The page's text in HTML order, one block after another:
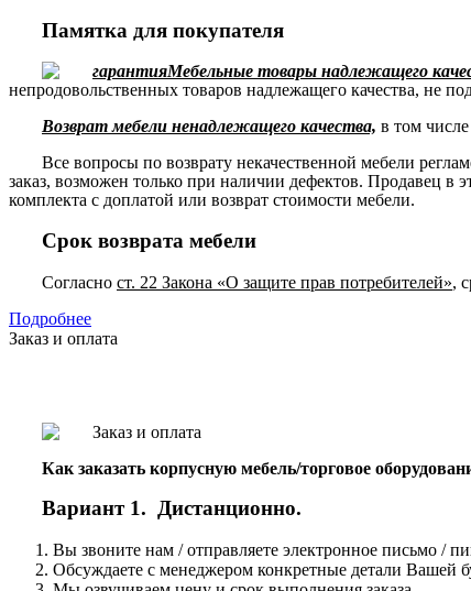
Памятка для покупателя
Мебельные товары надлежащего
непродовольственных товаров надлежащего качества, не
Возврат мебели ненадлежащего качества, в том числе
Все вопросы по возврату некачественной мебели
заказ, возможен только при наличии дефектов. Продавец в
комплекта с доплатой или возврат стоимости мебели.
Срок возврата мебели
Согласно ст. 22 Закона «О защите прав потребителей»,
Подробнее
Заказ и оплата
Как заказать корпусную мебель/торговое
Вариант 1. Дистанционно.
Вы звоните нам / отправляете электронное письмо /
Обсуждаете с менеджером конкретные детали Вашей